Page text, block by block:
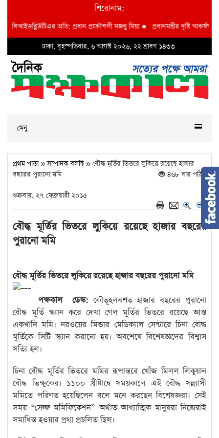
শিরোনাম:
বিআইডব্লিউটিএর অতি: প্রধান প্রকৌশলী মজনু মিয়া●প্রধানমন্ত্রীর দৃষ্টি আকর্ষণ বি
ঢাকা, বৃহস্পতিবার, ৬ আগস্ট ২০২৬, ২২ শ্রাবণ ১৪৩৩
মেনু
প্রথম পাতা»সম্পাদক বলছি» বৌদ্ধ মূর্তির ভিতরে লুকিয়ে রয়েছে হাজার
বছরের পুরানো মমি
৪৬৮ বার পঠিত
শুক্রবার, ২৭ ফেব্রুয়ারী ২০১৫
বৌদ্ধ মূর্তির ভিতরে লুকিয়ে রয়েছে হাজার বছরের
পুরানো মমি
বৌদ্ধ মূর্তির ভিতরে লুকিয়ে রয়েছে হাজার বছরের পুরানো মমি
পক্ষকাল ডেস্ক: কৌতূহলবশত হাজার বছরের পুরানো
বৌদ্ধ মূর্তি স্ক্যান করে দেখা গেল মূর্তির ভিতরে রয়েছে আস্ত
একখানি মমি। নরওয়ের মিন্ডার মেডিক্যাল সেন্টারে চিনা বৌদ্ধ
মূর্তিকে সিটি স্ক্যান করানো হয়। অবশেষে বিশেষজ্ঞদের বিশ্বাস
সত্যি হল।
চিনা বৌদ্ধ মূর্তির ভিতরে মমির রূপান্তরে খোঁজ মিলল লিকুয়ান
বৌদ্ধ ভিক্ষুকের। ১১০০ খ্রীষ্টাদ্বে সময়কালে এই বৌদ্ধ সন্ন্যাসী
মমিতে পরিণত হয়েছিলেন বলে মনে করছেন বিশেষজ্ঞরা। সেই
সময় “সেল্ফ মমিফিকেশন” অর্থাত আধ্যাত্মিক মানুষরা নিজেরাই
সমাধিস্ত হওয়ার প্রথা প্রচলিত ছিল।